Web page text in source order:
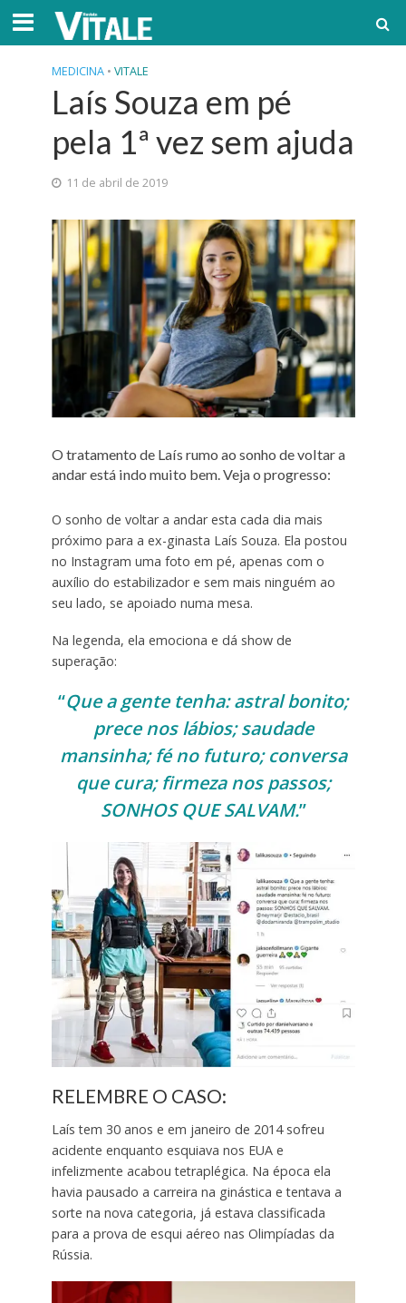
MEDICINA • VITALE
Laís Souza em pé
pela 1ª vez sem ajuda
11 de abril de 2019
O tratamento de Laís rumo ao sonho de voltar a
andar está indo muito bem. Veja o progresso:
O sonho de voltar a andar esta cada dia mais
próximo para a ex-ginasta Laís Souza. Ela postou
no Instagram uma foto em pé, apenas com o
auxílio do estabilizador e sem mais ninguém ao
seu lado, se apoiado numa mesa.
Na legenda, ela emociona e dá show de
superação:
“Que a gente tenha: astral bonito;
prece nos lábios; saudade
mansinha; fé no futuro; conversa
que cura; firmeza nos passos;
SONHOS QUE SALVAM.”
RELEMBRE O CASO:
Laís tem 30 anos e em janeiro de 2014 sofreu
acidente enquanto esquiava nos EUA e
infelizmente acabou tetraplégica. Na época ela
havia pausado a carreira na ginástica e tentava a
sorte na nova categoria, já estava classificada
para a prova de esqui aéreo nas Olimpíadas da
Rússia.